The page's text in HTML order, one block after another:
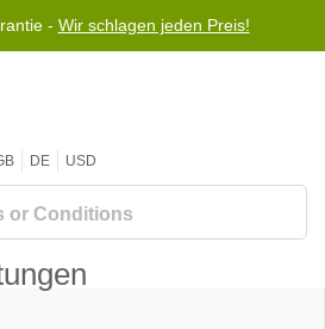
- Wir schlagen jeden Preis!
DE USD